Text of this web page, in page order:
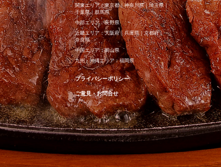
関東エリア：東京都｜神奈川県｜埼玉県｜
千葉県｜群馬県
中部エリア：長野県
近畿エリア：大阪府｜兵庫県｜京都府｜
奈良県
中国エリア：岡山県
九州・沖縄エリア：福岡県
プライバシーポリシー
ご意見・お問合せ